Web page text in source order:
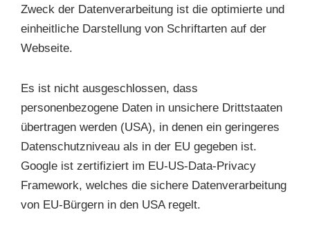
Zweck der Datenverarbeitung ist die optimierte und
einheitliche Darstellung von Schriftarten auf der
Webseite.
Es ist nicht ausgeschlossen, dass
personenbezogene Daten in unsichere Drittstaaten
übertragen werden (USA), in denen ein geringeres
Datenschutzniveau als in der EU gegeben ist.
Google ist zertifiziert im EU-US-Data-Privacy
Framework, welches die sichere Datenverarbeitung
von EU-Bürgern in den USA regelt.